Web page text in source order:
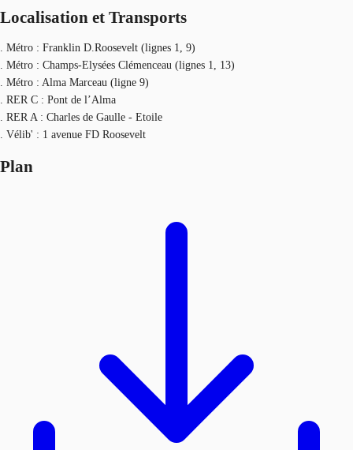
Localisation et Transports
. Métro : Franklin D.Roosevelt (lignes 1, 9)
. Métro : Champs-Elysées Clémenceau (lignes 1, 13)
. Métro : Alma Marceau (ligne 9)
. RER C : Pont de l’Alma
. RER A : Charles de Gaulle - Etoile
. Vélib' : 1 avenue FD Roosevelt
Plan